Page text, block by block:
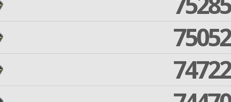
75052
74722